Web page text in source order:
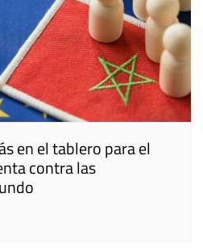
en el tablero para el
contra las